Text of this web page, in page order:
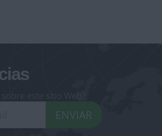
este sitio Web?
ENVIAR